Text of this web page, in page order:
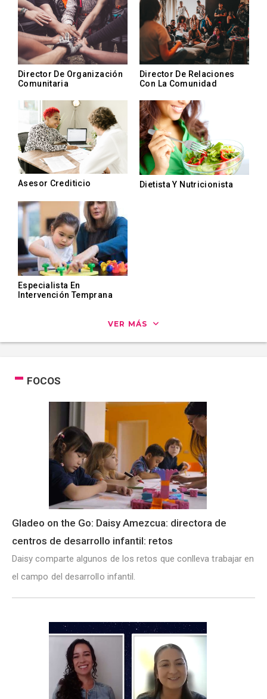
Director De Organización
Comunitaria
Director De Relaciones
Con La Comunidad
Asesor Crediticio Dietista Y Nutricionista
Especialista En
Intervención Temprana
VER MÁS
FOCOS
Gladeo on the Go: Daisy Amezcua: directora de
centros de desarrollo infantil: retos
Daisy comparte algunos de los retos que conlleva trabajar en
el campo del desarrollo infantil.